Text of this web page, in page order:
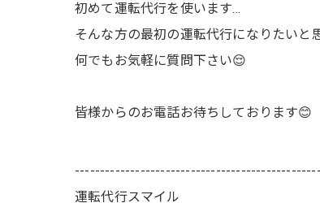
初めて運転代行を使います…
そんな方の最初の運転代行になりたいと
何でもお気軽に質問下さい😌
皆様からのお電話お待ちしております😊
運転代行スマイル